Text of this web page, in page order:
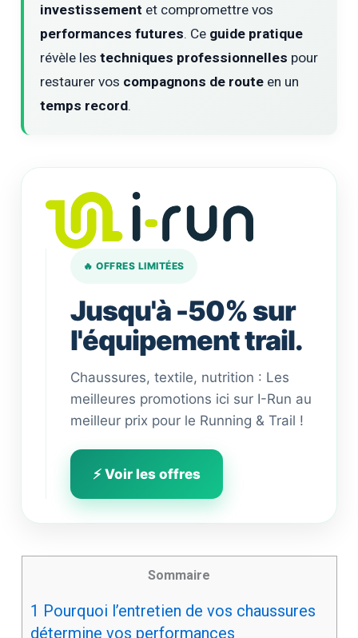
investissement et compromettre vos
performances futures. Ce guide pratique
révèle lestechniques professionnelles pour
restaurer vos compagnons de route en un
temps record.
🔥 OFFRES LIMITÉES
Jusqu'à -50% sur
l'équipement trail.
Chaussures, textile, nutrition : Les
meilleures promotions ici sur I-Run au
meilleur prix pour le Running & Trail !
⚡ Voir les offres
Sommaire
1 Pourquoi l’entretien de vos chaussures
détermine vos performances